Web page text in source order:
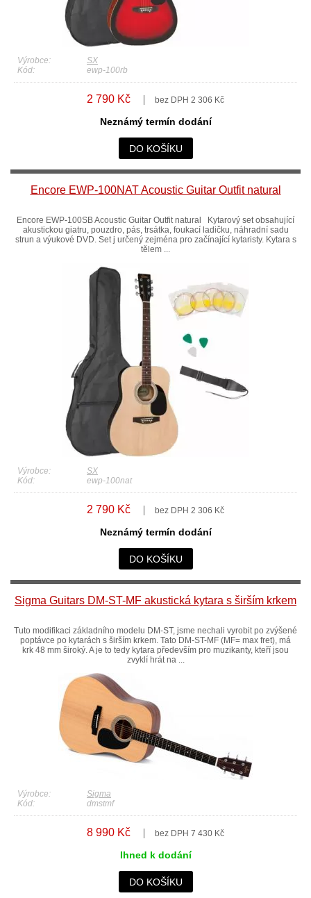
Výrobce:
SX
Kód:
ewp-100rb
2 790 Kč bez DPH 2 306 Kč
Neznámý termín dodání
DO KOŠÍKU
Encore EWP-100NAT Acoustic Guitar Outfit natural
Encore EWP-100SB Acoustic Guitar Outfit natural Kytarový set obsahující
akustickou giatru, pouzdro, pás, trsátka, foukací ladičku, náhradní sadu
strun a výukové DVD. Set j určený zejména pro začínající kytaristy. Kytara s
tělem ...
Výrobce:
SX
Kód:
ewp-100nat
2 790 Kč bez DPH 2 306 Kč
Neznámý termín dodání
DO KOŠÍKU
Sigma Guitars DM-ST-MF akustická kytara s širším krkem
Tuto modifikaci základního modelu DM-ST, jsme nechali vyrobit po zvýšené
poptávce po kytarách s širším krkem. Tato DM-ST-MF (MF= max fret), má
krk 48 mm široký. A je to tedy kytara především pro muzikanty, kteří jsou
zvyklí hrát na ...
Výrobce:
Sigma
Kód:
dmstmf
8 990 Kč bez DPH 7 430 Kč
Ihned k dodání
DO KOŠÍKU